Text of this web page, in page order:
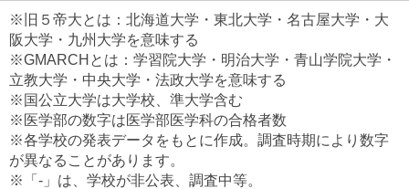
東京都立農芸高等学校
ブックマークした学校
ブックマークした学校はありません
※旧５帝大とは：北海道大学・東北大学・名古屋大学・大
阪大学・九州大学を意味する
※GMARCHとは：学習院大学・明治大学・青山学院大学・
立教大学・中央大学・法政大学を意味する
※国公立大学は大学校、準大学含む
※医学部の数字は医学部医学科の合格者数
※各学校の発表データをもとに作成。調査時期により数字
が異なることがあります。
※「-」は、学校が非公表、調査中等。